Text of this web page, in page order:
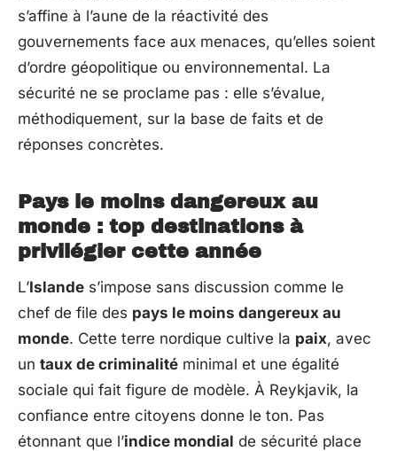
s’affine à l’aune de la réactivité des
gouvernements face aux menaces, qu’elles soient
d’ordre géopolitique ou environnemental. La
sécurité ne se proclame pas : elle s’évalue,
méthodiquement, sur la base de faits et de
réponses concrètes.
Pays le moins dangereux au
monde : top destinations à
privilégier cette année
L’Islande s’impose sans discussion comme le
chef de file des pays le moins dangereux au
monde. Cette terre nordique cultive la paix, avec
un taux de criminalité minimal et une égalité
sociale qui fait figure de modèle. À Reykjavik, la
confiance entre citoyens donne le ton. Pas
étonnant que l’indice mondial de sécurité place